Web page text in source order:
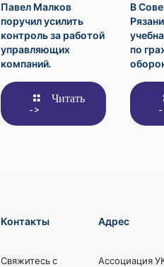
Павел Малков
поручил усилить
контроль за работой
управляющих
компаний.
Читать
->
В
по
Контакты
Свяжитесь с
Адрес
Ассоциация